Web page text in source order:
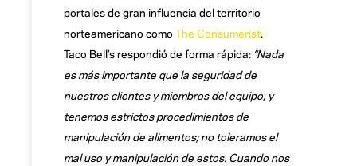
portales de gran influencia del territorio
norteamericano como The Consumerist.
Taco Bell’s respondió de forma rápida: “Nada
es más importante que la seguridad de
nuestros clientes y miembros del equipo, y
tenemos estrictos procedimientos de
manipulación de alimentos; no toleramos el
mal uso y manipulación de estos. Cuando nos